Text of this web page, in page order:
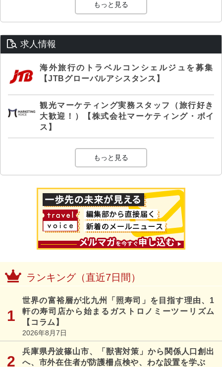
もっと見る
求人情報
海外旅行のトラベルコンシェルジュを募集
【JTBグローバルアシスタンス】
観光マーケティング実務スタッフ（旅行好き
大歓迎！）【株式会社マーケティング・ボイ
ス】
もっと見る
ランキング（直近7日間）
世界の富裕層が北九州「照寿司」を目指す理由、1
軒の寿司店から始まるガストロノミーツーリズム
【コラム】
2026年8月7日
兵庫県丹波篠山市、「獣害対策」から関係人口創出
へ、市外在住者が防護柵点検や、わな設置を学ぶ